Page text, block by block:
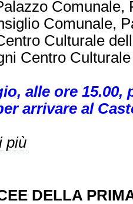
Comunale,
Comunale,
Culturale
Centro Culturale
alle ore 15.00,
arrivare al
più
DELLA